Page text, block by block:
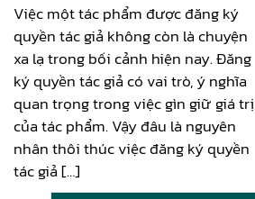
Việc một tác phẩm được đăng ký
quyền tác giả không còn là chuyện
xa lạ trong bối cảnh hiện nay. Đăng
ký quyền tác giả có vai trò, ý nghĩa
quan trọng trong việc gìn giữ giá trị
của tác phẩm. Vậy đâu là nguyên
nhân thôi thúc việc đăng ký quyền
tác giả […]